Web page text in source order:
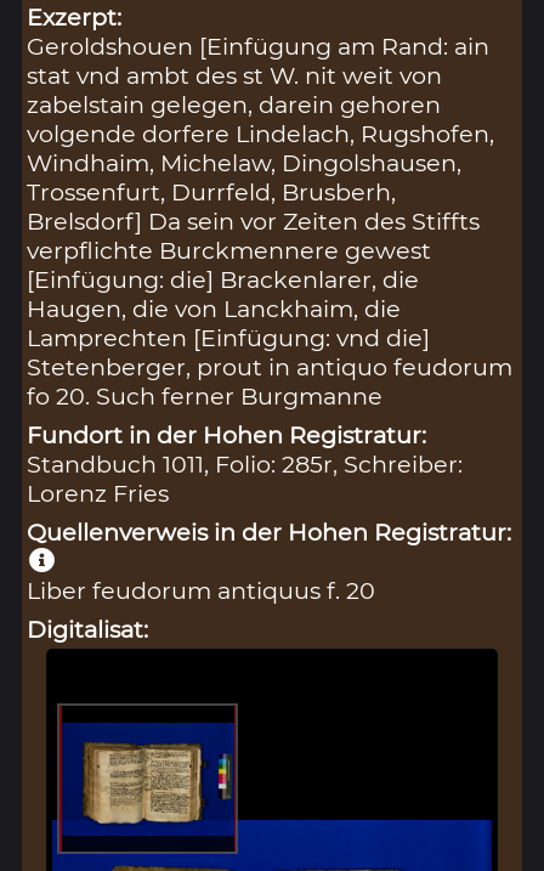
Exzerpt:
Geroldshouen [Einfügung am Rand: ain
stat vnd ambt des st W. nit weit von
zabelstain gelegen, darein gehoren
volgende dorfere Lindelach, Rugshofen,
Windhaim, Michelaw, Dingolshausen,
Trossenfurt, Durrfeld, Brusberh,
Brelsdorf] Da sein vor Zeiten des Stiffts
verpflichte Burckmennere gewest
[Einfügung: die] Brackenlarer, die
Haugen, die von Lanckhaim, die
Lamprechten [Einfügung: vnd die]
Stetenberger, prout in antiquo feudorum
fo 20. Such ferner Burgmanne
Fundort in der Hohen Registratur:
Standbuch 1011, Folio: 285r, Schreiber:
Lorenz Fries
Quellenverweis in der Hohen Registratur:
Liber feudorum antiquus f. 20
Digitalisat: